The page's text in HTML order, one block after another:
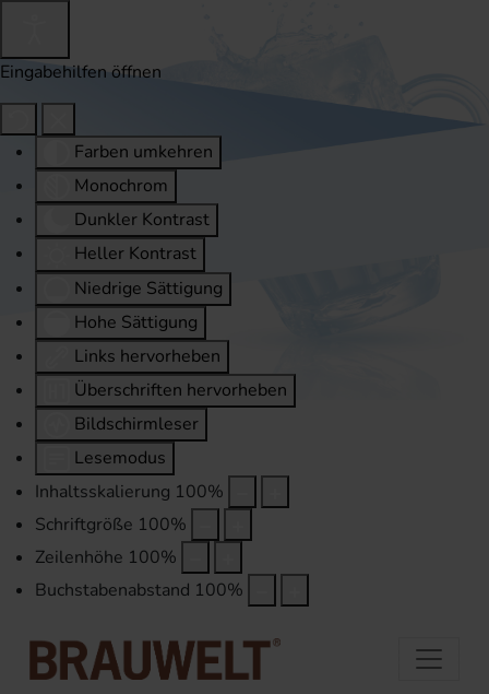
Eingabehilfen öffnen
Farben umkehren
Monochrom
Dunkler Kontrast
Heller Kontrast
Niedrige Sättigung
Hohe Sättigung
Links hervorheben
Überschriften hervorheben
Bildschirmleser
Lesemodus
Inhaltsskalierung 100%
Schriftgröße 100%
Zeilenhöhe 100%
Buchstabenabstand 100%